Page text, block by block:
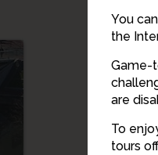
You
the
Game-
are
To
tours